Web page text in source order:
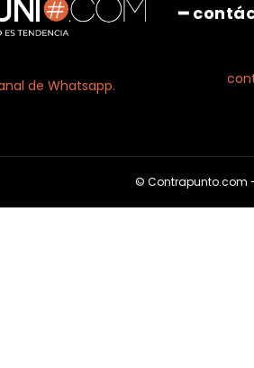
de Whatsapp.
━
© Contrapunto.com -